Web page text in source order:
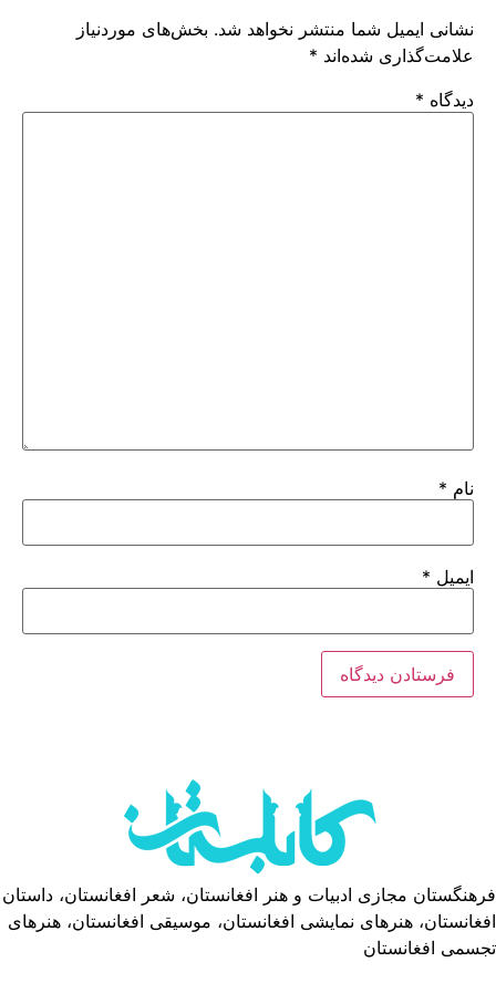
نشانی ایمیل شما منتشر نخواهد شد. بخش‌های موردنیاز
علامت‌گذاری شده‌اند *
دیدگاه *
نام *
ایمیل *
فرهنگستان مجازی ادبیات و هنر افغانستان، شعر افغانستان، داستان
افغانستان، هنرهای نمایشی افغانستان، موسیقی افغانستان، هنرهای
تجسمی افغانستان